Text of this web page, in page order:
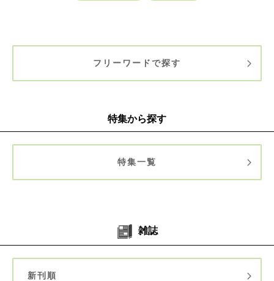
フリーワードで探す
特集から探す
特集一覧
雑誌
新刊順